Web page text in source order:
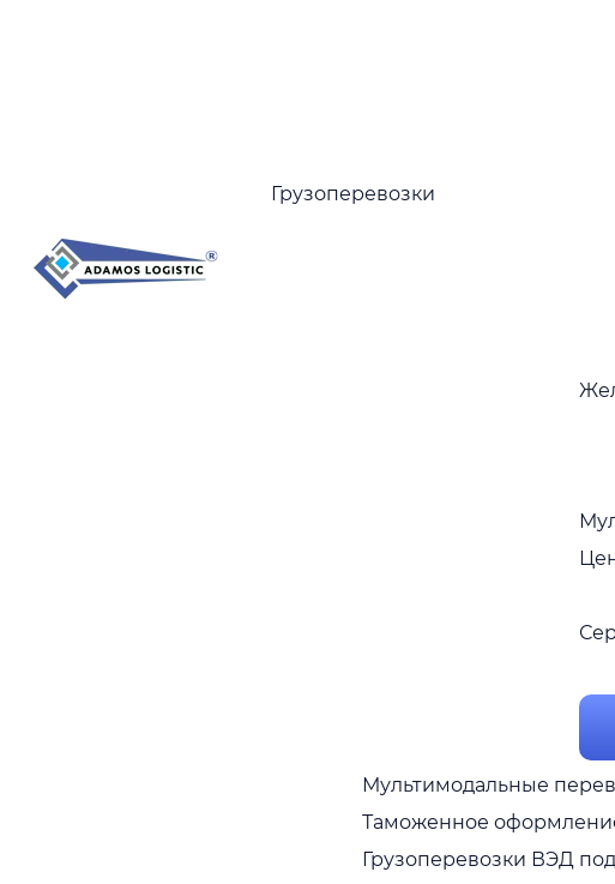
Грузоперевозки
Мультимодальные
Таможенное
Грузоперевозки ВЭД